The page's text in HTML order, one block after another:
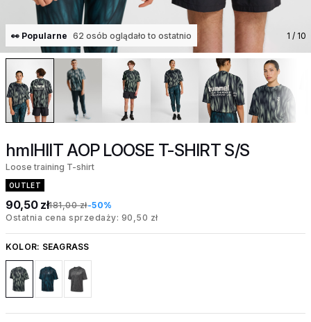
👀 Popularne 62 osób oglądało to ostatnio 1 / 10
hmlHIIT AOP LOOSE T-SHIRT S/S
Loose training T-shirt
OUTLET
90,50 zł181,00 zł-50%
Ostatnia cena sprzedaży: 90,50 zł
KOLOR: SEAGRASS